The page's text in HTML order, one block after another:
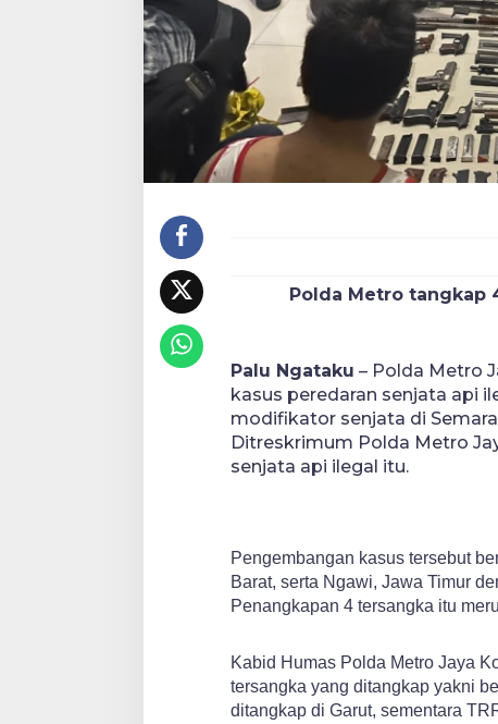
Polda Metro tangkap
Palu Ngataku – Polda Metro
kasus peredaran senjata api
modifikator senjata di
Ditreskrimum Polda Metro
senjata api ilegal itu.
Pengembangan kasus tersebut
Barat, serta Ngawi, Jawa Timur
Penangkapan 4 tersangka itu
Kabid Humas Polda Metro Jaya
tersangka yang ditangkap yakni
ditangkap di Garut, sementara